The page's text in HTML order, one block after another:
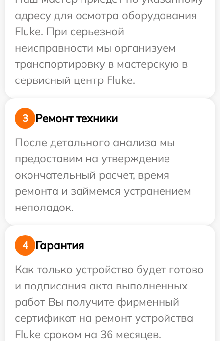
адресу для осмотра оборудования
Fluke. При серьезной
неисправности мы организуем
транспортировку в мастерскую в
сервисный центр Fluke.
3
Ремонт техники
После детального анализа мы
предоставим на утверждение
окончательный расчет, время
ремонта и займемся устранением
неполадок.
4
Гарантия
Как только устройство будет готово
и подписания акта выполненных
работ Вы получите фирменный
сертификат на ремонт устройства
Fluke сроком на 36 месяцев.